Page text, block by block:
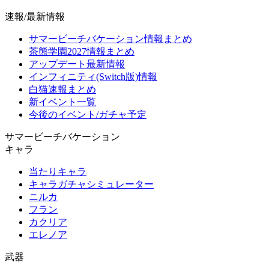
速報/最新情報
サマービーチバケーション情報まとめ
茶熊学園2027情報まとめ
アップデート最新情報
インフィニティ(Switch版)情報
白猫速報まとめ
新イベント一覧
今後のイベント/ガチャ予定
サマービーチバケーション
キャラ
当たりキャラ
キャラガチャシミュレーター
ニルカ
フラン
カクリア
エレノア
武器